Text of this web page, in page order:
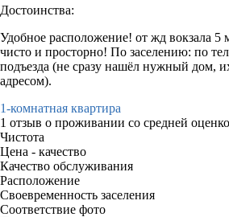
Достоинства:
Удобное расположение! от жд вокзала
чисто и просторно! По заселению: по
подъезда (не сразу нашёл нужный дом,
адресом).
1-комнатная квартира
1 отзыв о проживании со средней
Чистота
Цена - качество
Качество обслуживания
Расположение
Своевременность заселения
Соответствие фото